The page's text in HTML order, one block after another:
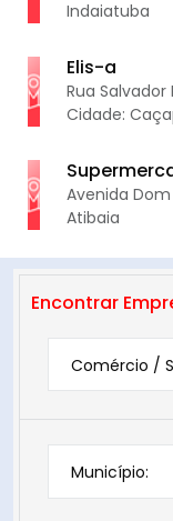
Indaiatuba
Elis-a
Rua Salvador
Cidade:
Avenida
Atibaia
Encontrar
Comércio /
Município: